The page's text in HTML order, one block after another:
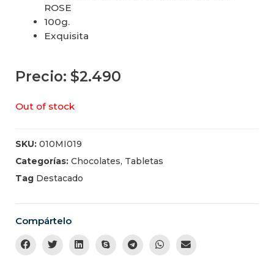
ROSE
100g.
Exquisita
Precio: $2.490
Out of stock
SKU: 010MI019
Categorías: Chocolates, Tabletas
Tag Destacado
Compártelo